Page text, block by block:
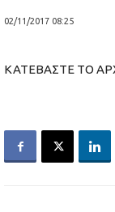
02/11/2017 08:25
ΚΑΤΕΒΑΣΤΕ ΤΟ